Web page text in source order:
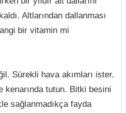
Altlarından dallanması
bir vitamin mi
Sürekli hava akımları ister.
kenarında tutun. Bitki besini
sağlanmadıkça fayda